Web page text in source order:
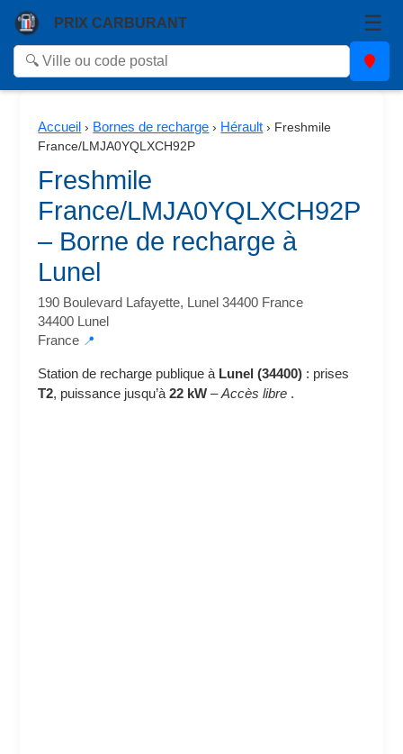
PRIX CARBURANT ☰
Accueil › Bornes de recharge › Hérault › Freshmile
France/LMJA0YQLXCH92P
Freshmile
France/LMJA0YQLXCH92P
– Borne de recharge à
Lunel
190 Boulevard Lafayette, Lunel 34400 France
34400 Lunel
France 📍
Station de recharge publique à Lunel (34400) : prises
T2, puissance jusqu’à22 kW –Accès libre .